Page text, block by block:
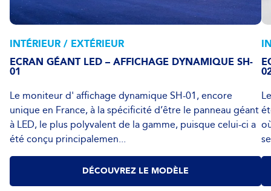
INTÉRIEUR / EXTÉRIEUR
ECRAN GÉANT LED – AFFICHAGE DYNAMIQUE SH-
01
Le moniteur d' affichage dynamique SH-01, encore
unique en France, à la spécificité d’être le panneau géant
à LED, le plus polyvalent de la gamme, puisque celui-ci a
été conçu principalemen...
DÉCOUVREZ LE MODÈLE